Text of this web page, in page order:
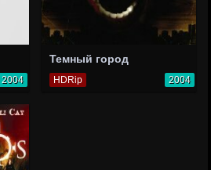
2004
Темный город
HDRip 2004